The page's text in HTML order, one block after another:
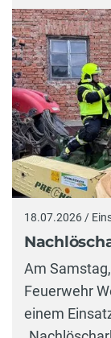
18.07.2026 /
Am
Feuerwehr
einem